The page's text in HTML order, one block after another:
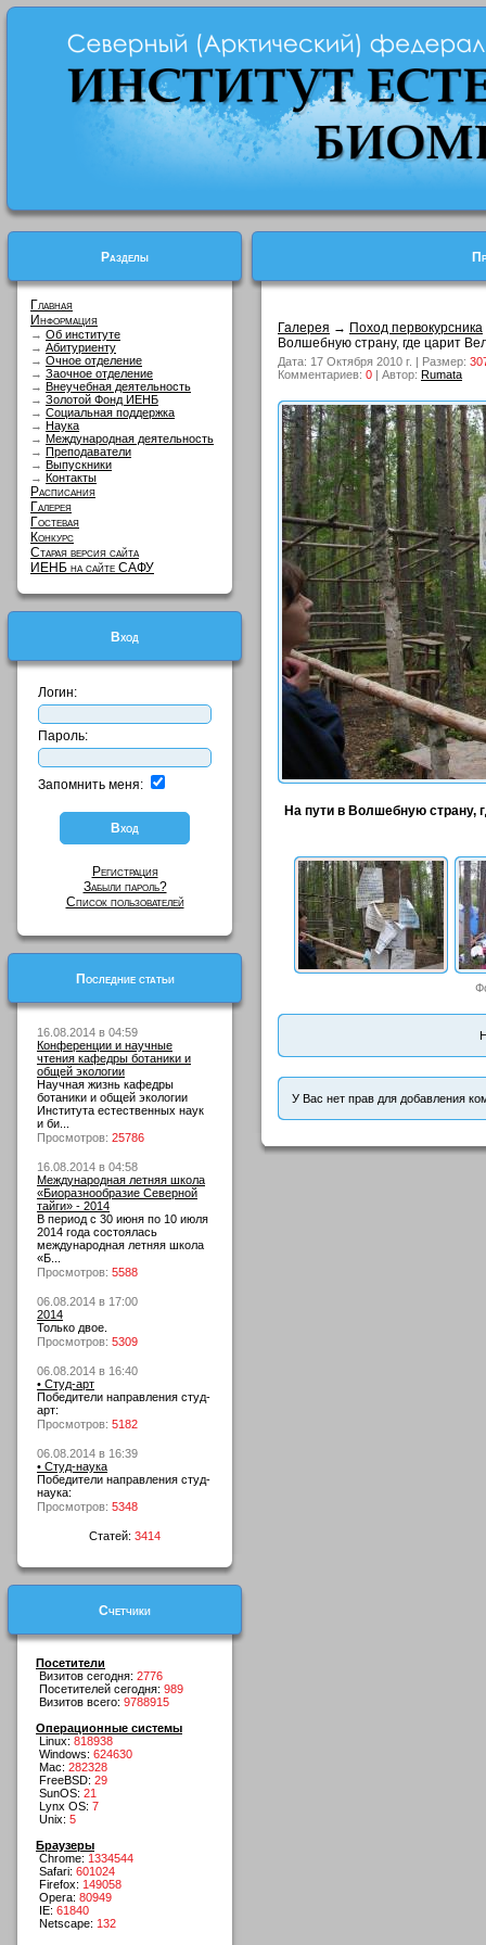
Разделы
Главная
Информация
→ Об институте
→ Абитуриенту
→ Очное отделение
→ Заочное отделение
→ Внеучебная деятельность
→ Золотой Фонд ИЕНБ
→ Социальная поддержка
→ Наука
→ Международная деятельность
→ Преподаватели
→ Выпускники
→ Контакты
Расписания
Галерея
Гостевая
Конкурс
Старая версия сайта
ИЕНБ на сайте САФУ
Вход
Логин:
Пароль:
Запомнить меня:
Регистрация
Забыли пароль?
Список пользователей
Последние статьи
16.08.2014 в 04:59
Конференции и научные
чтения кафедры ботаники и
общей экологии
Научная жизнь кафедры
ботаники и общей экологии
Института естественных наук
и би...
Просмотров: 25786
16.08.2014 в 04:58
Международная летняя школа
«Биоразнообразие Северной
тайги» - 2014
В период с 30 июня по 10 июля
2014 года состоялась
международная летняя школа
«Б...
Просмотров: 5588
06.08.2014 в 17:00
2014
Только двое.
Просмотров: 5309
06.08.2014 в 16:40
• Студ-арт
Победители направления студ-
арт:
Просмотров: 5182
06.08.2014 в 16:39
• Студ-наука
Победители направления студ-
наука:
Просмотров: 5348
Статей: 3414
Счетчики
Посетители
Визитов сегодня: 2776
Посетителей сегодня: 989
Визитов всего: 9788915
Операционные системы
Linux: 818938
Windows: 624630
Mac: 282328
FreeBSD: 29
SunOS: 21
Lynx OS: 7
Unix: 5
Браузеры
Chrome: 1334544
Safari: 601024
Firefox: 149058
Opera: 80949
IE: 61840
Netscape: 132
Галерея → Поход первокурсника
Волшебную страну, где царит
Дата: 17 Октября 2010 г. | Размер:
Комментариев: 0 | Автор: Rumata
На пути в Волшебную страну,
У Вас нет прав для добавления